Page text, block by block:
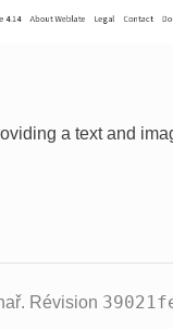
a text and
Révision